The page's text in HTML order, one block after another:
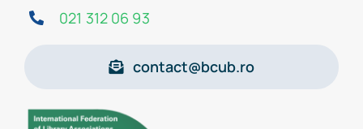
021 312 06 93
contact@bcub.ro